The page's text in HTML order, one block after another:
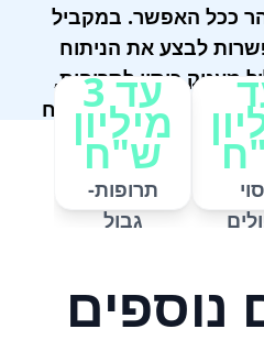
ככל האפשר. במקביל
לבצע את הניתוח
מעניק כיסוי לתרופות,
מיוחדים בחו"ל ונספח
מורחב.
עד 3
מיליון
ש"ח
תרופות-
גבול
נוספים